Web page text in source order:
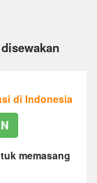
di Indonesia
memasang